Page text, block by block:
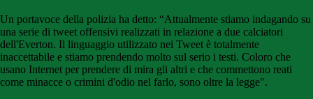
Un portavoce della polizia ha detto: “Attualmente stiamo indagando su
una serie di tweet offensivi realizzati in relazione a due calciatori
dell'Everton. Il linguaggio utilizzato nei Tweet è totalmente
inaccettabile e stiamo prendendo molto sul serio i testi. Coloro che
usano Internet per prendere di mira gli altri e che commettono reati
come minacce o crimini d'odio nel farlo, sono oltre la legge".